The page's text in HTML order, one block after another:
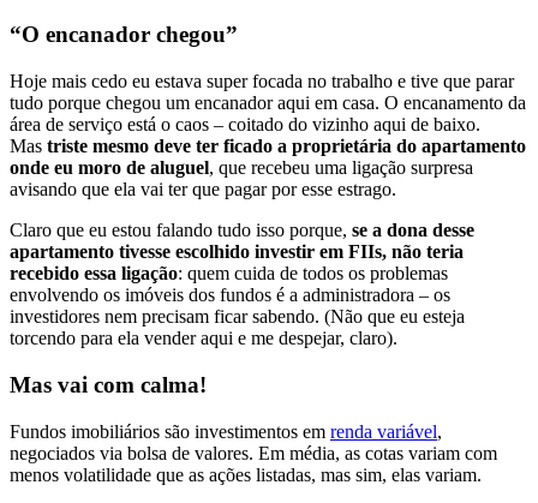
“O encanador chegou”
Hoje mais cedo eu estava super focada no trabalho e tive que parar
tudo porque chegou um encanador aqui em casa. O encanamento da
área de serviço está o caos – coitado do vizinho aqui de baixo.
Mas triste mesmo deve ter ficado a proprietária do apartamento
onde eu moro de aluguel, que recebeu uma ligação surpresa
avisando que ela vai ter que pagar por esse estrago.
Claro que eu estou falando tudo isso porque, se a dona desse
apartamento tivesse escolhido investir em FIIs, não teria
recebido essa ligação: quem cuida de todos os problemas
envolvendo os imóveis dos fundos é a administradora – os
investidores nem precisam ficar sabendo. (Não que eu esteja
torcendo para ela vender aqui e me despejar, claro).
Mas vai com calma!
Fundos imobiliários são investimentos em renda variável,
negociados via bolsa de valores. Em média, as cotas variam com
menos volatilidade que as ações listadas, mas sim, elas variam.